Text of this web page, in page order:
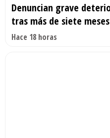
Denuncian grave
tras más de siete
Hace 18 horas